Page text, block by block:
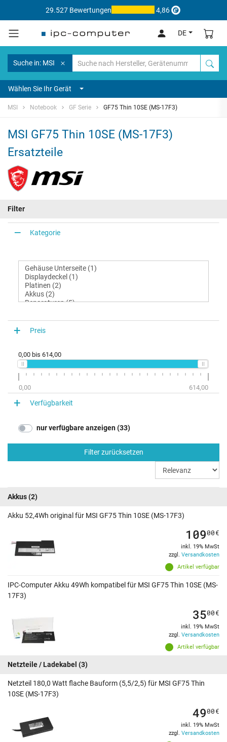
29.527 Bewertungen 4,86
DE
Suche in: MSI
Wählen Sie Ihr Gerät
MSI Notebook GF Serie GF75 Thin 10SE (MS-17F3)
MSI GF75 Thin 10SE (MS-17F3)
Ersatzteile
Filter
Kategorie
Preis
0,00 bis 614,00
0,00 614,00
Verfügbarkeit
nur verfügbare anzeigen (33)
Filter zurücksetzen
Akkus(2)
Akku 52,4Wh original für MSI GF75 Thin 10SE (MS-17F3)
Artikel verfügbar
10900€
inkl. 19% MwSt
zzgl. Versandkosten
IPC-Computer Akku 49Wh kompatibel für MSI GF75 Thin 10SE (MS-
17F3)
Artikel verfügbar
3500€
inkl. 19% MwSt
zzgl. Versandkosten
Netzteile / Ladekabel (3)
Netzteil 180,0 Watt flache Bauform (5,5/2,5) für MSI GF75 Thin
10SE (MS-17F3)
4900€
inkl. 19% MwSt
zzgl. Versandkosten